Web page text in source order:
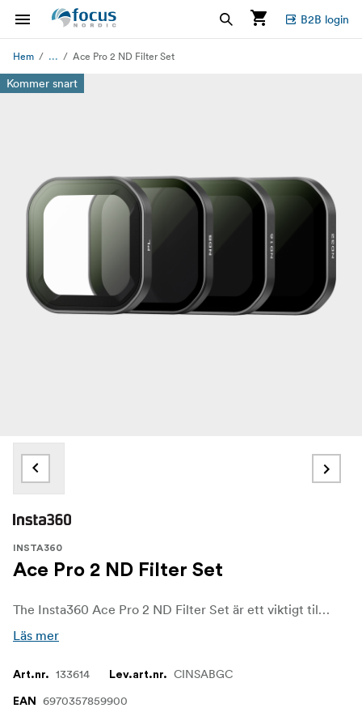
B2B login
Hem ... Ace Pro 2 ND Filter Set
Kommer snart
INSTA360
Ace Pro 2 ND Filter Set
The Insta360 Ace Pro 2 ND Filter Set är ett viktigt tillbehör för kreatörer som vill ha full kontroll över exponering och rörelse i ljusa fotograferingsförhållanden. Dessa filter med neutral densitet är särskilt utformade för Ace Pro 2-kameran och minskar mängden ljus som kommer in i linsen, vilket möjliggör filmisk rörelseoskärpa, balanserade högdagrar och jämnare slutartider för både video- och fotoinspelning.
Läs mer
Art.nr. 133614 Lev.art.nr. CINSABGC
EAN 6970357859900